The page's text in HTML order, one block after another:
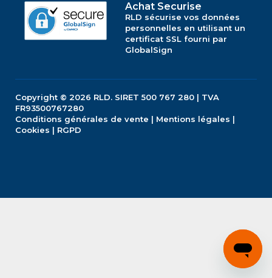
Achat Securise
RLD sécurise vos données
personnelles en utilisant un
certificat SSL fourni par
GlobalSign
Copyright © 2026 RLD. SIRET 500 767 280 | TVA
FR93500767280
Conditions générales de vente | Mentions légales |
Cookies | RGPD